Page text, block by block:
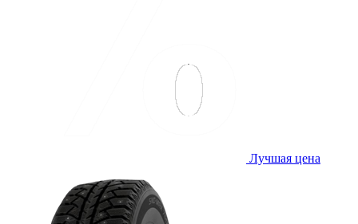
Лучшая цена